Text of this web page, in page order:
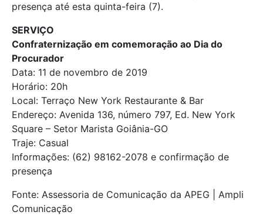
presença até esta quinta-feira (7).
SERVIÇO
Confraternização em comemoração ao Dia do
Procurador
Data: 11 de novembro de 2019
Horário: 20h
Local: Terraço New York Restaurante & Bar
Endereço: Avenida 136, número 797, Ed. New York
Square – Setor Marista Goiânia-GO
Traje: Casual
Informações: (62) 98162-2078 e confirmação de
presença
Fonte: Assessoria de Comunicação da APEG | Ampli
Comunicação